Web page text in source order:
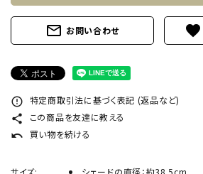
mail_outline お問い合わせ favorite
error_outline 特定商取引法に基づく表記 (返品など)
share この商品を友達に教える
undo 買い物を続ける
サイズ:
シェードの直径：約38.5cm